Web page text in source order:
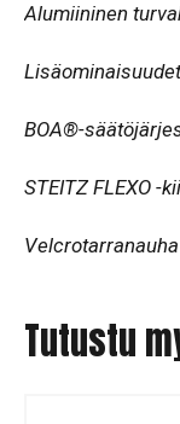
Alumiininen
Lisäominaisuudet
BOA®-
STEITZ FLEXO -
Velcrotarranauha
Tutustu